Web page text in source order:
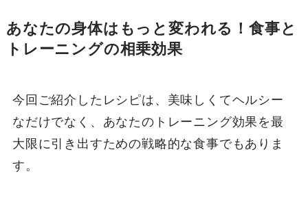
あなたの身体はもっと変われる！食事と
トレーニングの相乗効果
今回ご紹介したレシピは、美味しくてヘルシー
なだけでなく、あなたのトレーニング効果を最
大限に引き出すための戦略的な食事でもありま
す。